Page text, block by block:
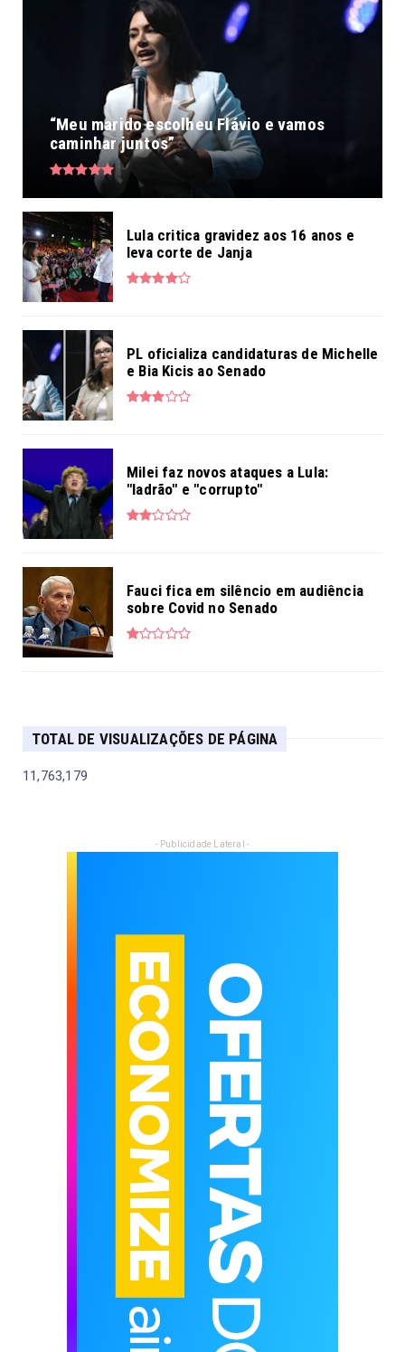
“Meu marido escolheu Flávio e vamos
caminhar juntos”
Lula critica gravidez aos 16 anos e
leva corte de Janja
PL oficializa candidaturas de Michelle
e Bia Kicis ao Senado
Milei faz novos ataques a Lula:
"ladrão" e "corrupto"
Fauci fica em silêncio em audiência
sobre Covid no Senado
TOTAL DE VISUALIZAÇÕES DE PÁGINA
11,763,179
- Publicidade Lateral -